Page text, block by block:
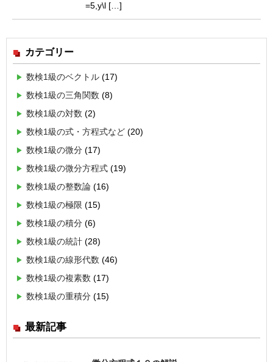
=5,y\l […]
カテゴリー
数検1級のベクトル (17)
数検1級の三角関数 (8)
数検1級の対数 (2)
数検1級の式・方程式など (20)
数検1級の微分 (17)
数検1級の微分方程式 (19)
数検1級の整数論 (16)
数検1級の極限 (15)
数検1級の積分 (6)
数検1級の統計 (28)
数検1級の線形代数 (46)
数検1級の複素数 (17)
数検1級の重積分 (15)
最新記事